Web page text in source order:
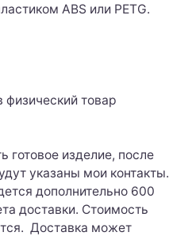
ABS или PETG.
физический товар
готовое изделие, после
указаны мои контакты.
дополнительно 600
доставки. Стоимость
Доставка может